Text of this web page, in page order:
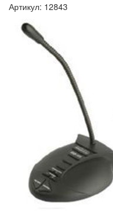
Артикул: 12843